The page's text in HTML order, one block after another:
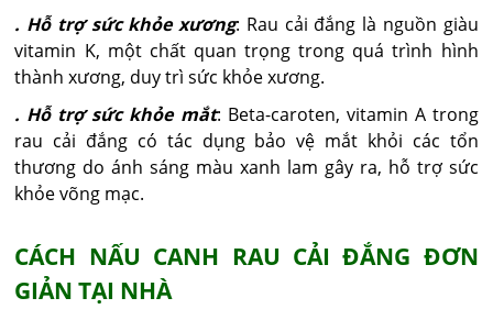
. Hỗ trợ sức khỏe xương: Rau cải đắng là nguồn giàu
vitamin K, một chất quan trọng trong quá trình hình
thành xương, duy trì sức khỏe xương.
. Hỗ trợ sức khỏe mắt: Beta-caroten, vitamin A trong
rau cải đắng có tác dụng bảo vệ mắt khỏi các tổn
thương do ánh sáng màu xanh lam gây ra, hỗ trợ sức
khỏe võng mạc.
CÁCH NẤU CANH RAU CẢI ĐẮNG ĐƠN
GIẢN TẠI NHÀ